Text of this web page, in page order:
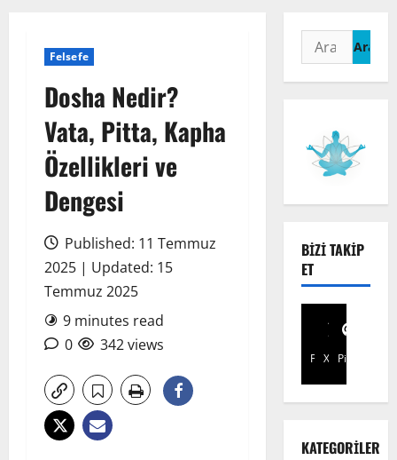
Felsefe
Dosha Nedir?
Vata, Pitta, Kapha
Özellikleri ve
Dengesi
Published: 11 Temmuz
2025 | Updated: 15
Temmuz 2025
9 minutes read
0
342 views
Arama:
BIZI TAKIP
ET
Facebook
X Pinterest
KATEGORILER